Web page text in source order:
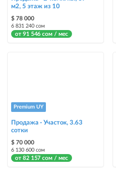
м2, 5 этаж из 10
$ 78 000
6 831 240 сом
от 91 546 сом / мес
Premium UY
Продажа · Участок, 3.63
сотки
$ 70 000
6 130 600 сом
от 82 157 сом / мес